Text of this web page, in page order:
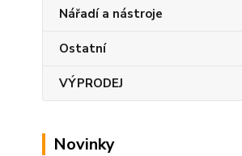
Nářadí a nástroje
Ostatní
VÝPRODEJ
Novinky